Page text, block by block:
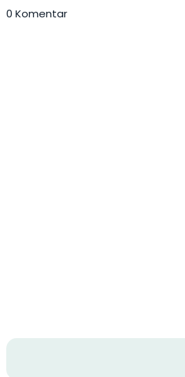
0 Komentar